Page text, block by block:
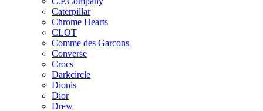
Caterpillar
Chrome Hearts
CLOT
Comme des Garcons
Converse
Crocs
Darkcircle
Dionis
Dior
Drew